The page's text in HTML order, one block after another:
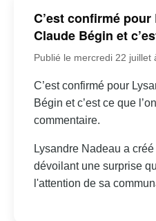
C’est confirmé
Claude Bégin et
Publié le mercredi 22 juillet
C’est confirmé pour
Bégin et c’est ce que
commentaire.
Lysandre Nadeau a
dévoilant une surprise
l'attention de sa